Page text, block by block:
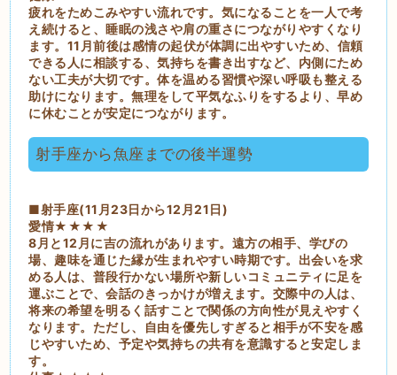
疲れをためこみやすい流れです。気になることを一人で考
え続けると、睡眠の浅さや肩の重さにつながりやすくなり
ます。11月前後は感情の起伏が体調に出やすいため、信頼
できる人に相談する、気持ちを書き出すなど、内側にため
ない工夫が大切です。体を温める習慣や深い呼吸も整える
助けになります。無理をして平気なふりをするより、早め
に休むことが安定につながります。
射手座から魚座までの後半運勢
■射手座(11月23日から12月21日)
愛情★★★★
8月と12月に吉の流れがあります。遠方の相手、学びの
場、趣味を通じた縁が生まれやすい時期です。出会いを求
める人は、普段行かない場所や新しいコミュニティに足を
運ぶことで、会話のきっかけが増えます。交際中の人は、
将来の希望を明るく話すことで関係の方向性が見えやすく
なります。ただし、自由を優先しすぎると相手が不安を感
じやすいため、予定や気持ちの共有を意識すると安定しま
す。